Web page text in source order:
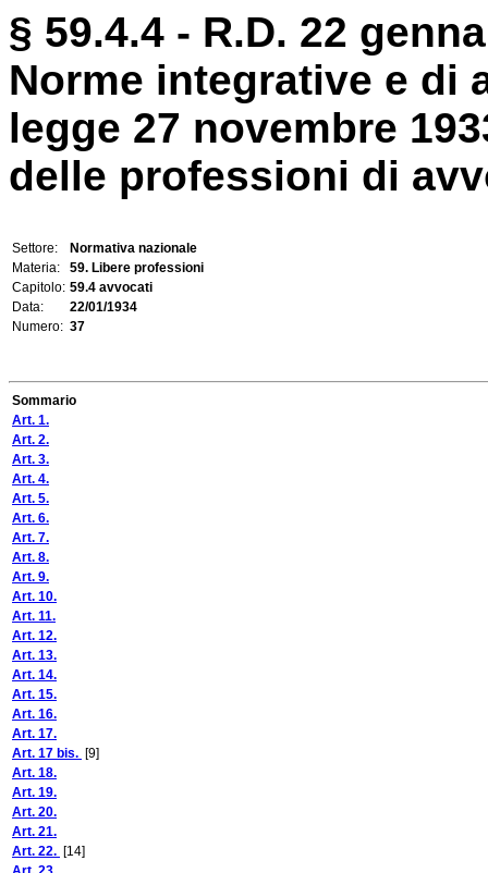
§ 59.4.4 - R.D. 22
Norme integrative e di
legge 27 novembre
delle professioni di
Settore:
Normativa nazionale
Materia:
59. Libere professioni
Capitolo: 59.4 avvocati
Data:
22/01/1934
Numero: 37
Sommario
Art. 1.
Art. 2.
Art. 3.
Art. 4.
Art. 5.
Art. 6.
Art. 7.
Art. 8.
Art. 9.
Art. 10.
Art. 11.
Art. 12.
Art. 13.
Art. 14.
Art. 15.
Art. 16.
Art. 17.
Art. 17 bis. [9]
Art. 18.
Art. 19.
Art. 20.
Art. 21.
Art. 22. [14]